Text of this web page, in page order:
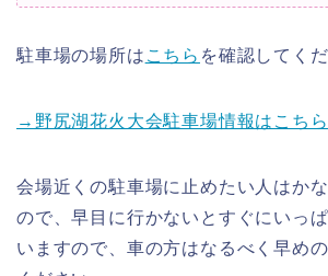
駐車場の場所は こちら を確認してくだ
→野尻湖花火大会駐車場情報はこちら
会場近くの駐車場に止めたい人はか
ので、早目に行かないとすぐにいっ
いますので、車の方はなるべく早め